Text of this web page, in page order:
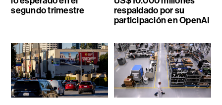
segundo trimestre
respaldado por su
participación en OpenAI